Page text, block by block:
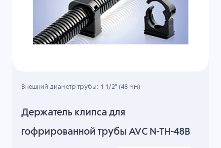
Держатель клипса для
гофрированной трубы AVC N-TH-48B
Внешний диаметр трубы: 1 1/2" (48 мм)